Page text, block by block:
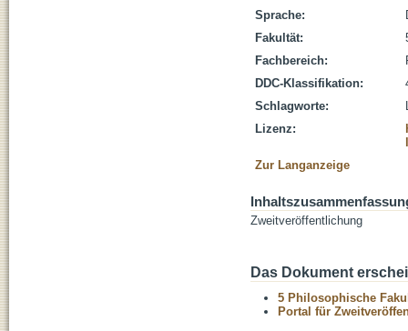
Sprache:
Fakultät:
Fachbereich:
DDC-Klassifikation:
Schlagworte:
Lizenz:
Zur Langanzeige
Zweitveröffentlichung
Das Dokument
5 Philosophische
Portal für